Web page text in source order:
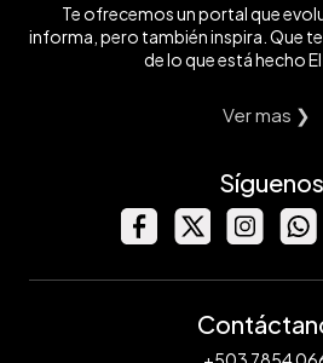
Te ofrecemos un portal que
informa, pero también inspira. Que
de lo que está hecho
Ver mas ❯
Síguenos